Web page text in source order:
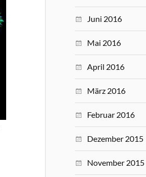
Juni 2016
Mai 2016
April 2016
März 2016
Februar 2016
Dezember 2015
November 2015